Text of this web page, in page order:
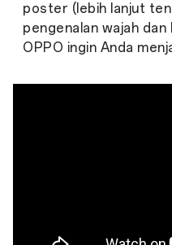
poster (lebih lanjut
pengenalan wajah
OPPO ingin Anda